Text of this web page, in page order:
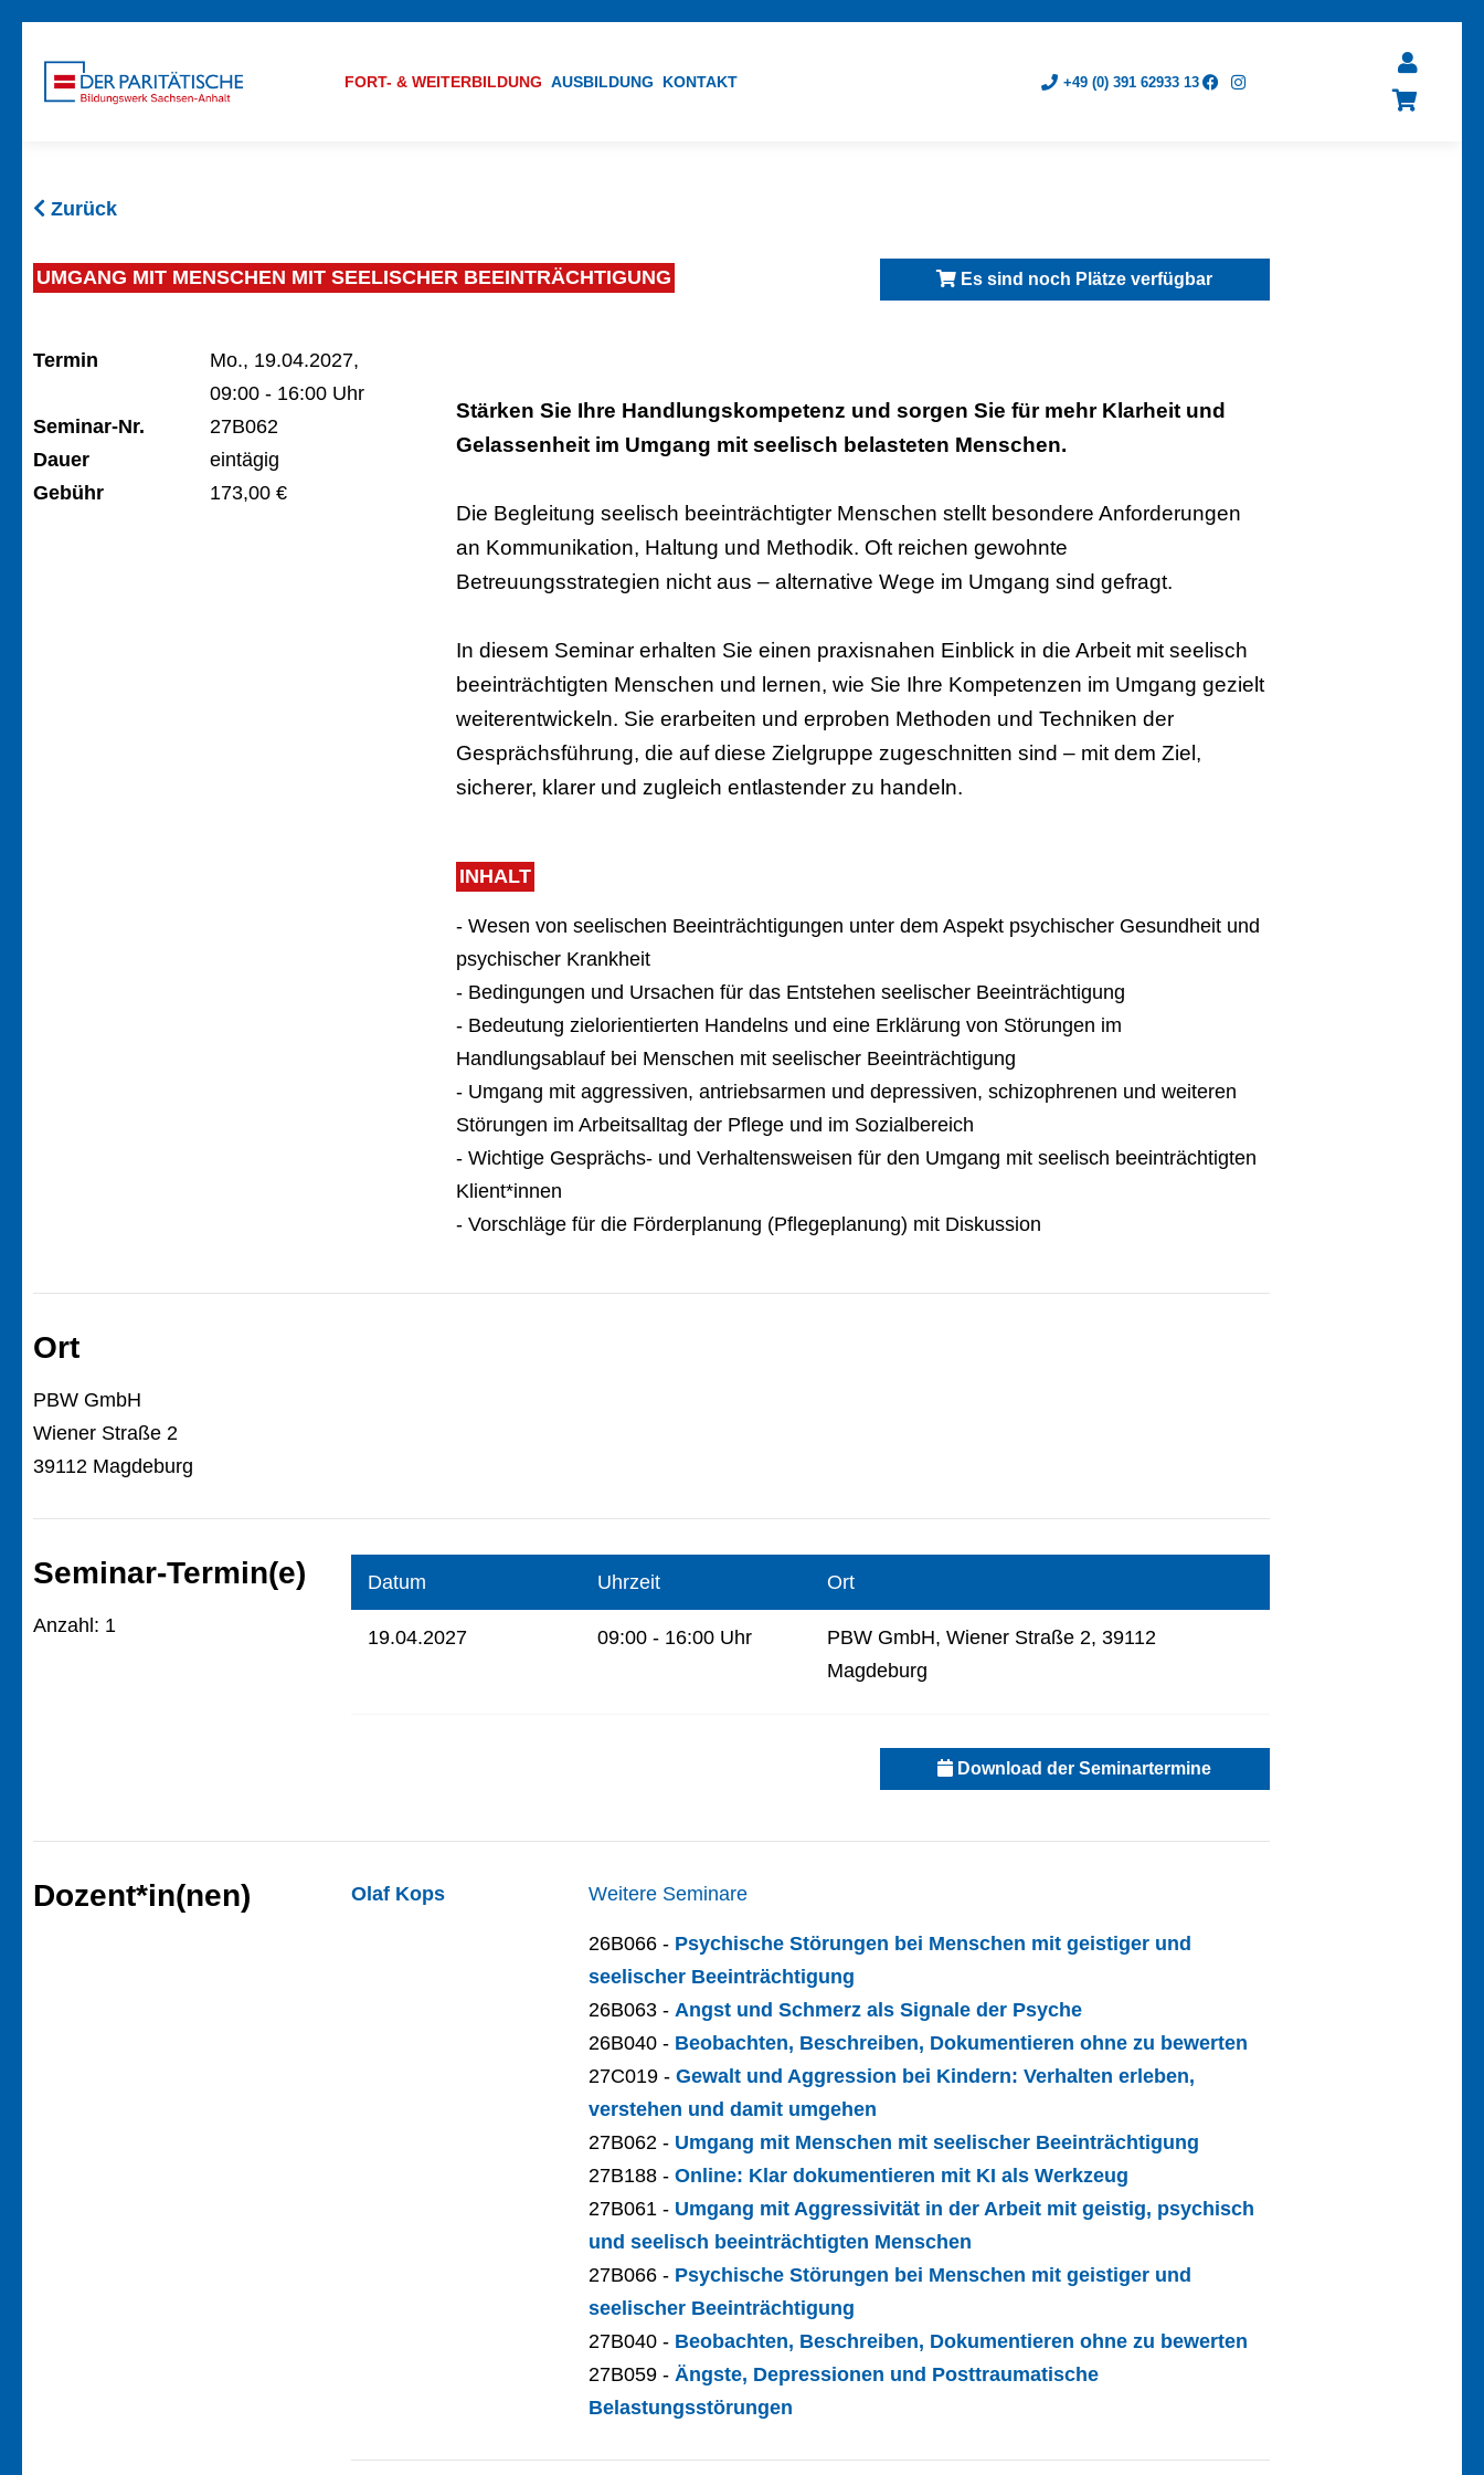
FORT- & WEITERBILDUNG AUSBILDUNG KONTAKT +49 (0) 391 62933 13
Zurück
UMGANG MIT MENSCHEN MIT SEELISCHER BEEINTRÄCHTIGUNG Es sind noch Plätze verfügbar
Termin
Mo., 19.04.2027,
09:00 - 16:00 Uhr
Seminar-Nr.
27B062
Dauer
eintägig
Gebühr
173,00 €
Stärken Sie Ihre Handlungskompetenz und sorgen Sie für mehr Klarheit und
Gelassenheit im Umgang mit seelisch belasteten Menschen.
Die Begleitung seelisch beeinträchtigter Menschen stellt besondere Anforderungen
an Kommunikation, Haltung und Methodik. Oft reichen gewohnte
Betreuungsstrategien nicht aus – alternative Wege im Umgang sind gefragt.
In diesem Seminar erhalten Sie einen praxisnahen Einblick in die Arbeit mit seelisch
beeinträchtigten Menschen und lernen, wie Sie Ihre Kompetenzen im Umgang gezielt
weiterentwickeln. Sie erarbeiten und erproben Methoden und Techniken der
Gesprächsführung, die auf diese Zielgruppe zugeschnitten sind – mit dem Ziel,
sicherer, klarer und zugleich entlastender zu handeln.
INHALT
- Wesen von seelischen Beeinträchtigungen unter dem Aspekt psychischer Gesundheit und
psychischer Krankheit
- Bedingungen und Ursachen für das Entstehen seelischer Beeinträchtigung
- Bedeutung zielorientierten Handelns und eine Erklärung von Störungen im
Handlungsablauf bei Menschen mit seelischer Beeinträchtigung
- Umgang mit aggressiven, antriebsarmen und depressiven, schizophrenen und weiteren
Störungen im Arbeitsalltag der Pflege und im Sozialbereich
- Wichtige Gesprächs- und Verhaltensweisen für den Umgang mit seelisch beeinträchtigten
Klient*innen
- Vorschläge für die Förderplanung (Pflegeplanung) mit Diskussion
Ort
PBW GmbH
Wiener Straße 2
39112 Magdeburg
Seminar-Termin(e)
Anzahl: 1
Datum Uhrzeit Ort
19.04.2027 09:00 - 16:00 Uhr
PBW GmbH, Wiener Straße 2, 39112
Magdeburg
Download der Seminartermine
Dozent*in(nen) Olaf Kops Weitere Seminare
26B066 - Psychische Störungen bei Menschen mit geistiger und
seelischer Beeinträchtigung
26B063 - Angst und Schmerz als Signale der Psyche
26B040 - Beobachten, Beschreiben, Dokumentieren ohne zu bewerten
27C019 -Gewalt und Aggression bei Kindern: Verhalten erleben,
verstehen und damit umgehen
27B062 - Umgang mit Menschen mit seelischer Beeinträchtigung
27B188 -Online: Klar dokumentieren mit KI als Werkzeug
27B061 - Umgang mit Aggressivität in der Arbeit mit geistig, psychisch
und seelisch beeinträchtigten Menschen
27B066 - Psychische Störungen bei Menschen mit geistiger und
seelischer Beeinträchtigung
27B040 - Beobachten, Beschreiben, Dokumentieren ohne zu bewerten
27B059 - Ängste, Depressionen und Posttraumatische
Belastungsstörungen